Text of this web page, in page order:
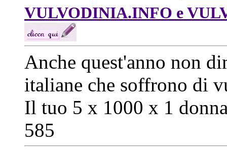
VULVODINIA.INFO e
Anche quest'anno non
italiane che soffrono di
Il tuo 5 x 1000 x 1
585